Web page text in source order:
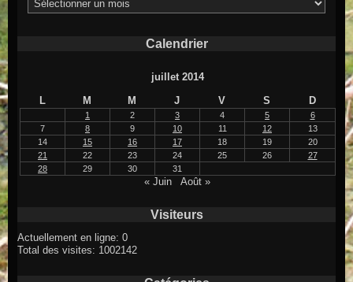
Archives
Calendrier
juillet 2014
L
M M J V S D
1 2 3 4 5
6
7
8 9 10 11 12
13
14
15 16 17 18 19
20
21
22 23 24 25 26
27
28
29 30 31
« Juin Août »
Visiteurs
Actuellement en ligne: 0
Total des visites: 1002142